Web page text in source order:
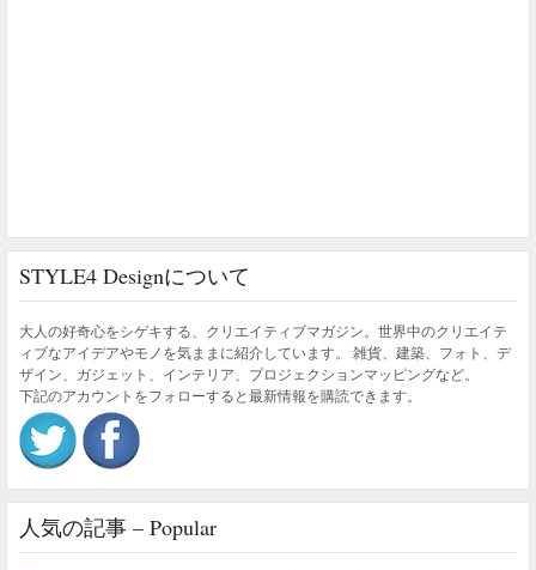
STYLE4 Designについて
大人の好奇心をシゲキする、クリエイティブマガジン。世界中のクリエイテ
ィブなアイデアやモノを気ままに紹介しています。 雑貨、建築、フォト、デ
ザイン、ガジェット、インテリア、プロジェクションマッピングなど。
下記のアカウントをフォローすると最新情報を購読できます。
人気の記事 – Popular